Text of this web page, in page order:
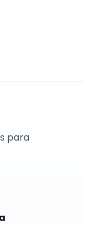
para